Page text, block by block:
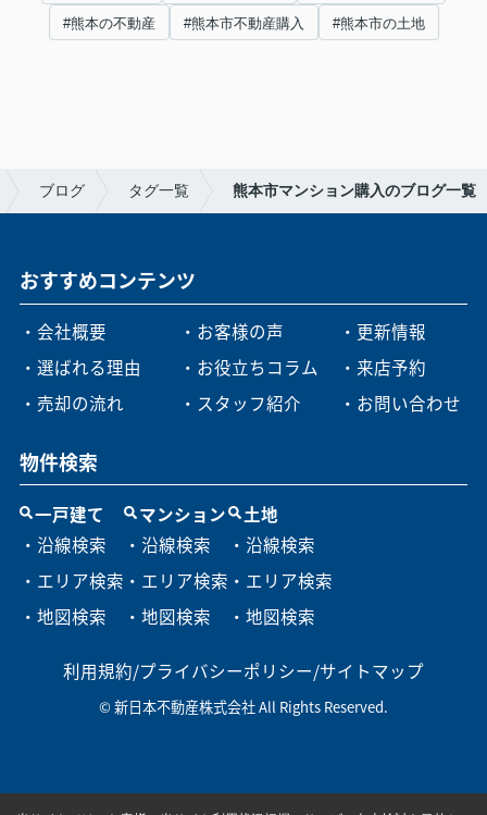
#熊本の不動産 #熊本市不動産購入 #熊本市の土地
ブログ タグ一覧 熊本市マンション購入のブログ一覧
おすすめコンテンツ
・会社概要
・選ばれる理由
・売却の流れ
・お客様の声
・お役立ちコラム
・スタッフ紹介
・更新情報
・来店予約
・お問い合わせ
物件検索
一戸建て
・沿線検索
・エリア検索
・地図検索
マンション
・沿線検索
・エリア検索
・地図検索
土地
・沿線検索
・エリア検索
・地図検索
利用規約/プライバシーポリシー/サイトマップ
© 新日本不動産株式会社 All Rights Reserved.